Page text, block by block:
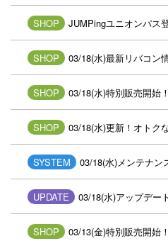
SHOP JUMPingユニオンパス
SHOP 03/18(水)最新リバコン
SHOP 03/18(水)特別販売開始！
SHOP 03/18(水)更新！オトク
SYSTEM 03/18(水)メンテナン
UPDATE 03/18(水)アップデー
SHOP 03/13(金)特別販売開始！